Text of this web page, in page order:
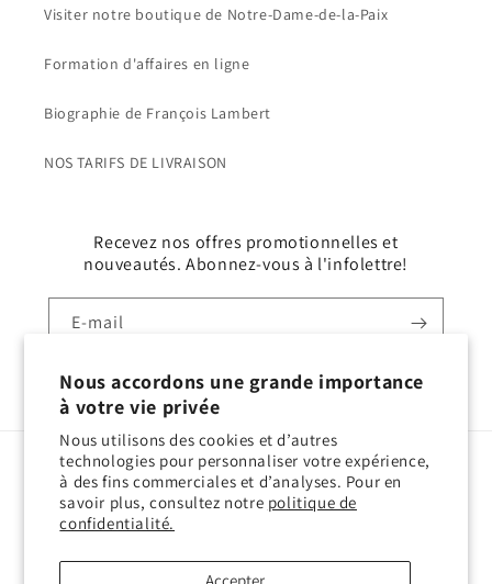
Nous accordons une grande importance
à votre vie privée
Nous utilisons des cookies et d’autres
technologies pour personnaliser votre expérience,
à des fins commerciales et d’analyses. Pour en
savoir plus, consultez notre politique de
confidentialité.
Visiter notre boutique de Notre-Dame-de-la-Paix
Formation d'affaires en ligne
Biographie de François Lambert
NOS TARIFS DE LIVRAISON
Recevez nos offres promotionnelles et
nouveautés. Abonnez-vous à l'infolettre!
E-mail
FacebookInstagramYouTubeTikTok X Pinterest
Pays/région Langue
Français